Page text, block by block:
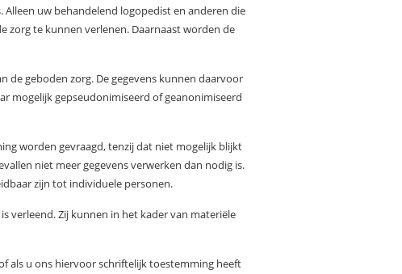
uw behandelend logopedist en anderen die
zorg te kunnen verlenen. Daarnaast worden de
de geboden zorg. De gegevens kunnen daarvoor
mogelijk gepseudonimiseerd of geanonimiseerd
worden gevraagd, tenzij dat niet mogelijk blijkt
niet meer gegevens verwerken dan nodig is.
zijn tot individuele personen.
verleend. Zij kunnen in het kader van materiële
als u ons hiervoor schriftelijk toestemming heeft